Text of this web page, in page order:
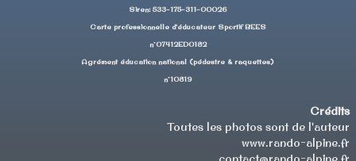
Siren: 533-175-311-00026
Carte professionnelle d'éducateur Sportif BEES
n°07412ED0182
Agrément éducation national (pédestre & raquettes)
n°10819
Crédits
Toutes les photos sont de l'auteur
www.rando-alpine.fr